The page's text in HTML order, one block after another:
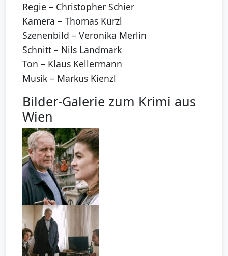
Regie – Christopher Schier
Kamera – Thomas Kürzl
Szenenbild – Veronika Merlin
Schnitt – Nils Landmark
Ton – Klaus Kellermann
Musik – Markus Kienzl
Bilder-Galerie zum Krimi aus
Wien